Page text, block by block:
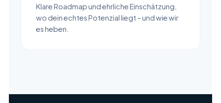
Klare Roadmap und ehrliche Einschätzung,
wo dein echtes Potenzial liegt – und wie wir
es heben.